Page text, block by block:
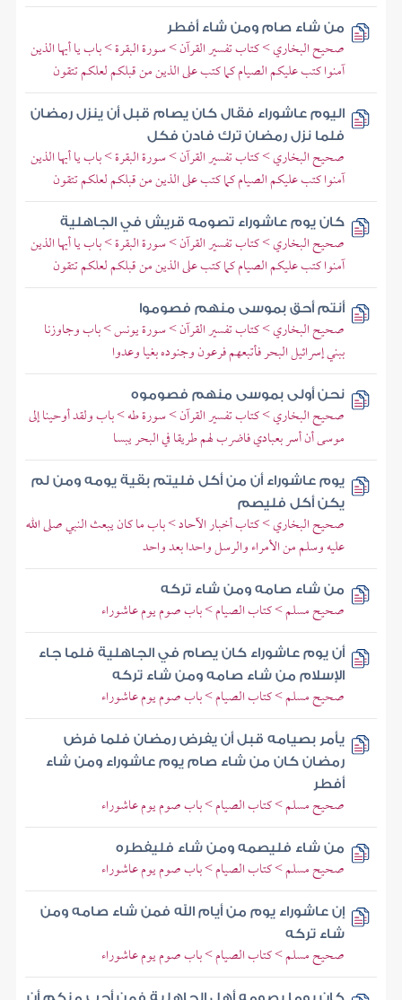
من شاء صام ومن شاء أفطر
صحيح البخاري > كتاب تفسير القرآن > سورة البقرة > باب يا أيها الذين
آمنوا كتب عليكم الصيام كما كتب على الذين من قبلكم لعلكم تتقون
اليوم عاشوراء فقال كان يصام قبل أن ينزل رمضان
فلما نزل رمضان ترك فادن فكل
صحيح البخاري > كتاب تفسير القرآن > سورة البقرة > باب يا أيها الذين
آمنوا كتب عليكم الصيام كما كتب على الذين من قبلكم لعلكم تتقون
كان يوم عاشوراء تصومه قريش في الجاهلية
صحيح البخاري > كتاب تفسير القرآن > سورة البقرة > باب يا أيها الذين
آمنوا كتب عليكم الصيام كما كتب على الذين من قبلكم لعلكم تتقون
أنتم أحق بموسى منهم فصوموا
صحيح البخاري > كتاب تفسير القرآن > سورة يونس > باب وجاوزنا
ببني إسرائيل البحر فأتبعهم فرعون وجنوده بغيا وعدوا
نحن أولى بموسى منهم فصوموه
صحيح البخاري > كتاب تفسير القرآن > سورة طه > باب ولقد أوحينا إلى
موسى أن أسر بعبادي فاضرب لهم طريقا في البحر يبسا
يوم عاشوراء أن من أكل فليتم بقية يومه ومن لم
يكن أكل فليصم
صحيح البخاري > كتاب أخبار الآحاد > باب ما كان يبعث النبي صلى الله
عليه وسلم من الأمراء والرسل واحدا بعد واحد
من شاء صامه ومن شاء تركه
صحيح مسلم > كتاب الصيام > باب صوم يوم عاشوراء
أن يوم عاشوراء كان يصام في الجاهلية فلما جاء
الإسلام من شاء صامه ومن شاء تركه
صحيح مسلم > كتاب الصيام > باب صوم يوم عاشوراء
يأمر بصيامه قبل أن يفرض رمضان فلما فرض
رمضان كان من شاء صام يوم عاشوراء ومن شاء
أفطر
صحيح مسلم > كتاب الصيام > باب صوم يوم عاشوراء
من شاء فليصمه ومن شاء فليفطره
صحيح مسلم > كتاب الصيام > باب صوم يوم عاشوراء
إن عاشوراء يوم من أيام الله فمن شاء صامه ومن
شاء تركه
صحيح مسلم > كتاب الصيام > باب صوم يوم عاشوراء